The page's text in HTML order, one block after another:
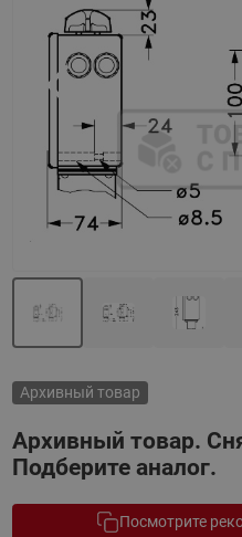
Архивный товар
Архивный товар.
Подберите аналог.
Посмотрите
Назад